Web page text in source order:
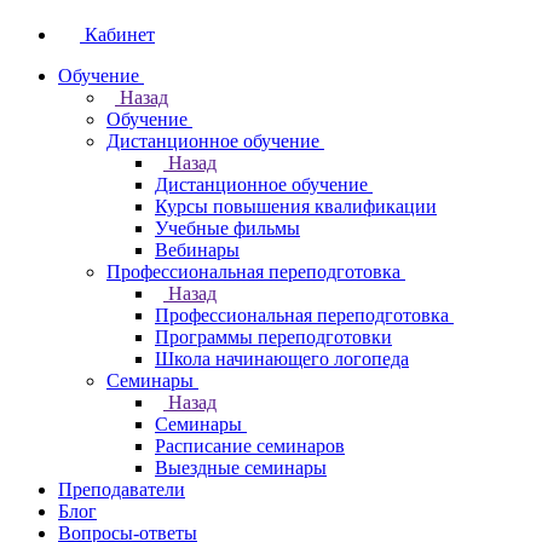
Кабинет
Обучение
Назад
Обучение
Дистанционное обучение
Назад
Дистанционное обучение
Курсы повышения квалификации
Учебные фильмы
Вебинары
Профессиональная переподготовка
Назад
Профессиональная переподготовка
Программы переподготовки
Школа начинающего логопеда
Семинары
Назад
Семинары
Расписание семинаров
Выездные семинары
Преподаватели
Блог
Вопросы-ответы